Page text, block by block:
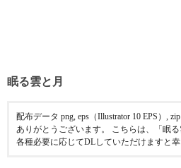
眠る雲と月
配布データ png, eps（Illustrator 10 EPS）,
ありがとうございます。 こちらは、「眠
各種必要に応じてDLしていただけますと幸